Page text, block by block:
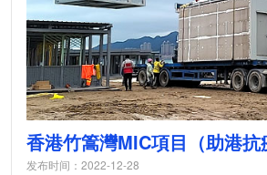
香港竹篙灣MIC項目（助港抗
发布时间：2022-12-28